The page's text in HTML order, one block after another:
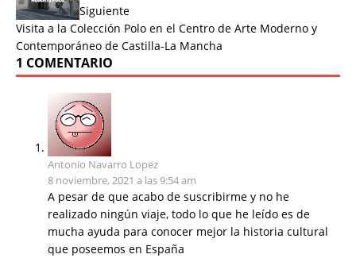
Siguiente
Visita a la Colección Polo en el Centro de Arte Moderno y
Contemporáneo de Castilla-La Mancha
1 COMENTARIO
Antonio Navarro Lopez
8 noviembre, 2021 a las 9:54 am
A pesar de que acabo de suscribirme y no he
realizado ningún viaje, todo lo que he leído es de
mucha ayuda para conocer mejor la historia cultural
que poseemos en España